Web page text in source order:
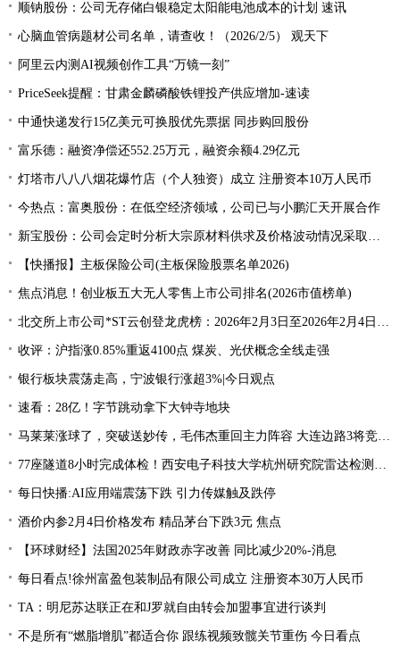
顺钠股份：公司无存储白银稳定太阳能电池成本的计划 速讯
心脑血管病题材公司名单，请查收！（2026/2/5） 观天下
阿里云内测AI视频创作工具“万镜一刻”
PriceSeek提醒：甘肃金麟磷酸铁锂投产供应增加-速读
中通快递发行15亿美元可换股优先票据 同步购回股份
富乐德：融资净偿还552.25万元，融资余额4.29亿元
灯塔市八八八烟花爆竹店（个人独资）成立 注册资本10万人民币
今热点：富奥股份：在低空经济领域，公司已与小鹏汇天开展合作
新宝股份：公司会定时分析大宗原材料供求及价格波动情况采取策略性采购安排_短讯
【快播报】主板保险公司(主板保险股票名单2026)
焦点消息！创业板五大无人零售上市公司排名(2026市值榜单)
北交所上市公司*ST云创登龙虎榜：2026年2月3日至2026年2月4日涨跌幅偏离值累计达到58.75%-焦点关注
收评：沪指涨0.85%重返4100点 煤炭、光伏概念全线走强
银行板块震荡走高，宁波银行涨超3%|今日观点
速看：28亿！字节跳动拿下大钟寺地块
马莱莱涨球了，突破送妙传，毛伟杰重回主力阵容 大连边路3将竞争 焦点滚动
77座隧道8小时完成体检！西安电子科技大学杭州研究院雷达检测技术刷新行业新速度|当前关注
每日快播:AI应用端震荡下跌 引力传媒触及跌停
酒价内参2月4日价格发布 精品茅台下跌3元 焦点
【环球财经】法国2025年财政赤字改善 同比减少20%-消息
每日看点!徐州富盈包装制品有限公司成立 注册资本30万人民币
TA：明尼苏达联正在和J罗就自由转会加盟事宜进行谈判
不是所有“燃脂增肌”都适合你 跟练视频致髋关节重伤 今日看点